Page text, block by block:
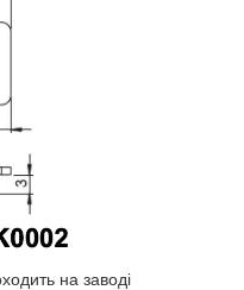
на заводі